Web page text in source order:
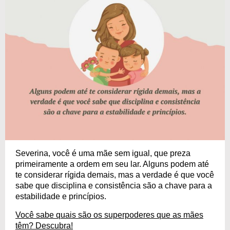
Severina, você é uma mãe sem igual, que preza
primeiramente a ordem em seu lar. Alguns podem até
te considerar rígida demais, mas a verdade é que você
sabe que disciplina e consistência são a chave para a
estabilidade e princípios.
Você sabe quais são os superpoderes que as mães
têm? Descubra!